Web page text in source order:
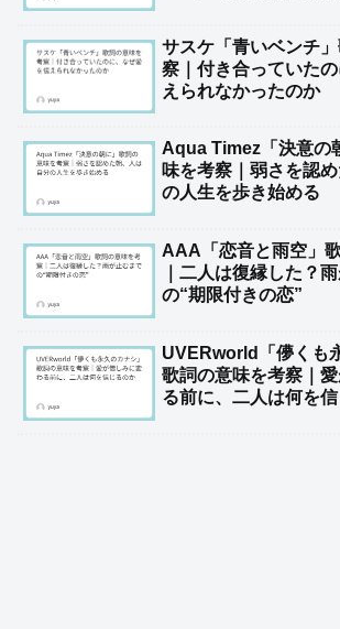
サスケ「青いベンチ
察｜付き合っていた
えられなかったのか
Aqua Timez「決意の
味を考察｜弱さを認
の人生を歩き始める
AAA「恋音と雨空」
｜二人は復縁した？
の“期限付きの恋”
UVERworld「儚くも
歌詞の意味を考察｜
る前に、二人は何を